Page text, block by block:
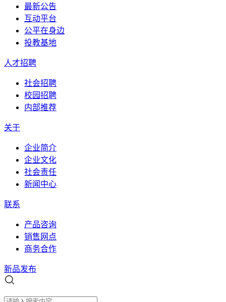
最新公告
互动平台
公平在身边
投教基地
人才招聘
社会招聘
校园招聘
内部推荐
关于
企业简介
企业文化
社会责任
新闻中心
联系
产品咨询
销售网点
商务合作
新品发布